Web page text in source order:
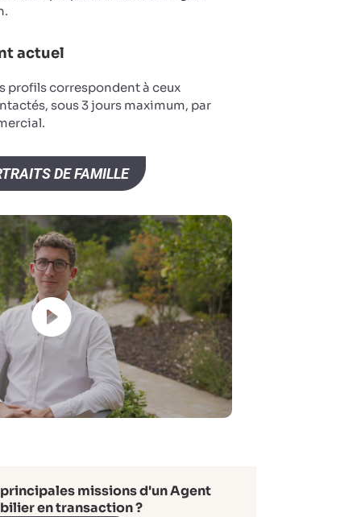
actuel
profils correspondent à ceux
sous 3 jours maximum, par
DE FAMILLE
missions d'un Agent
en transaction ?